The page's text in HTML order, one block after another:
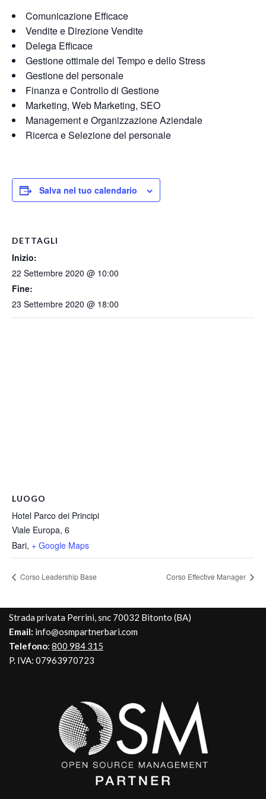
Comunicazione Efficace
Vendite e Direzione Vendite
Delega Efficace
Gestione ottimale del Tempo e dello Stress
Gestione del personale
Finanza e Controllo di Gestione
Marketing, Web Marketing, SEO
Management e Organizzazione Aziendale
Ricerca e Selezione del personale
Salva nel tuo calendario
DETTAGLI
Inizio:
22 Settembre 2020 @ 10:00
Fine:
23 Settembre 2020 @ 18:00
LUOGO
Hotel Parco dei Principi
Viale Europa, 6
Bari, + Google Maps
Corso Leadership Base Corso Effective Manager
Strada privata Perrini, snc 70032 Bitonto (BA)
Email: info@osmpartnerbari.com
Telefono: 800 984 315
P. IVA: 07963970723